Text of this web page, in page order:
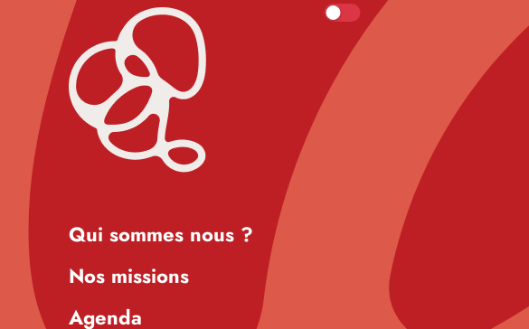
Qui sommes nous ?
Nos missions
Agenda